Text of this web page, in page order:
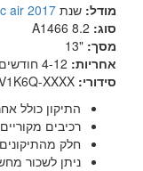
מודל: שנת 2017 mac air
סוג:
מסך: "13
אחריות:
סידורי:
התיקון כולל
רכיבים
חלק
ניתן לשכור